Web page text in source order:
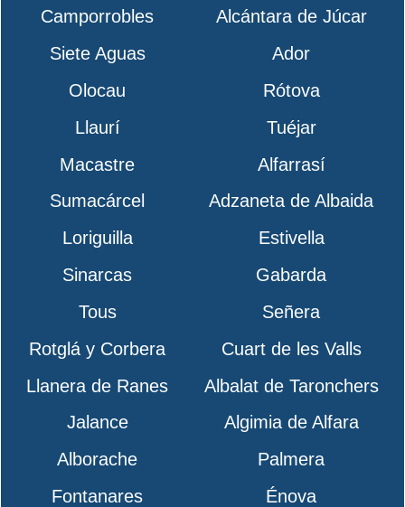
Camporrobles
Alcántara de Júcar
Siete Aguas
Ador
Olocau
Rótova
Llaurí
Tuéjar
Macastre
Alfarrasí
Sumacárcel
Adzaneta de Albaida
Loriguilla
Estivella
Sinarcas
Gabarda
Tous
Señera
Rotglá y Corbera
Cuart de les Valls
Llanera de Ranes
Albalat de Taronchers
Jalance
Algimia de Alfara
Alborache
Palmera
Fontanares
Énova